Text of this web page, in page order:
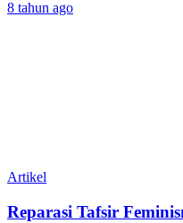
8 tahun ago
Artikel
Reparasi Tafsir